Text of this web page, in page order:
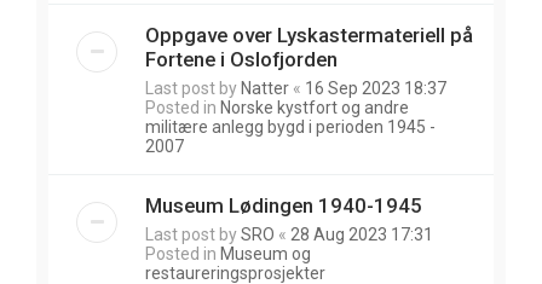
Oppgave over Lyskastermateriell på
Fortene i Oslofjorden
Last post by Natter « 16 Sep 2023 18:37
Posted in Norske kystfort og andre
militære anlegg bygd i perioden 1945 -
2007
Museum Lødingen 1940-1945
Last post bySRO « 28 Aug 2023 17:31
Posted in Museum og
restaureringsprosjekter